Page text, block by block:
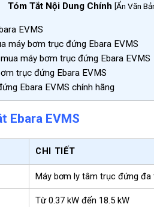
Tóm Tắt Nội Dung Chính [Ẩn Văn Bản
EVMS
máy bơm trục đứng Ebara EVMS
máy bơm trục đứng Ebara EVMS
trục đứng Ebara EVMS
Ebara EVMS chính hãng
Ebara EVMS
CHI TIẾT
Máy bơm ly tâm trục đứng đa
Từ 0.37 kW đến 18.5 kW